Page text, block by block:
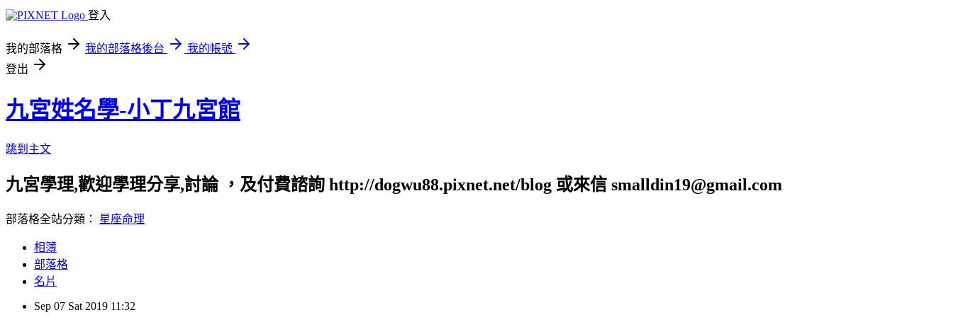
登入
我的部落格 我的部落格後台
我的帳號
登出
九宮姓名學-小丁九宮館
跳到主文
九宮學理,歡迎學理分享,討論 ，及付費諮詢 http://dogwu88.pixnet.net/blog 或來信 smalldin19@gmail.com
部落格全站分類： 星座命理
相簿
部落格
名片
Sep 07 Sat 2019 11:32